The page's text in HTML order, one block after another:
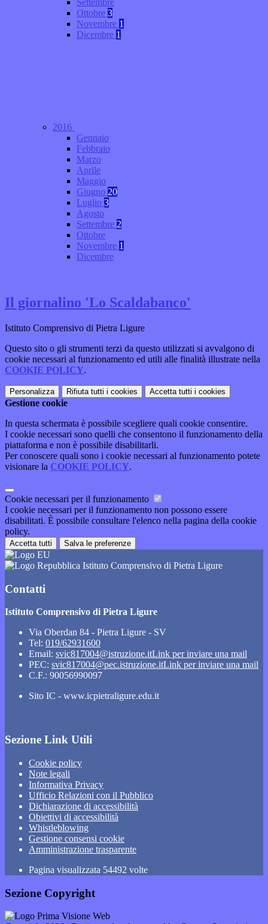
Settembre
Ottobre 3
Novembre 1
Dicembre 1
2016
Gennaio
Febbraio
Marzo
Aprile
Maggio
Giugno 20
Luglio 3
Agosto
Settembre 2
Ottobre
Novembre 1
Dicembre
Il giornalino 'Lo Scaldabanco'
Istituto Comprensivo di Pietra Ligure
Questo sito o gli strumenti terzi da questo utilizzati si avvalgono di
cookie necessari al funzionamento ed utili alle finalità illustrate nella
COOKIE POLICY.
Personalizza Rifiuta tutti i cookies Accetta tutti i cookies
Gestione cookie
In questa schermata è possibile scegliere quali cookie consentire.
I cookie necessari sono quelli che consentono il funzionamento della
piattaforma e non è possibile disabilitarli.
Per conoscere quali sono i cookie necessari al funzionamento potete
visionare la COOKIE POLICY.
Cookie necessari per il funzionamento
I cookie necessari per il funzionamento non possono essere
disabilitati. È possibile consultare l'elenco nella pagina della cookie
policy.
Accetta tutti Salva le preferenze
Istituto Comprensivo di Pietra Ligure
Contatti
Istituto Comprensivo di Pietra Ligure
Via Oberdan 84 - Pietra Ligure - SV
Tel: 019/62931600
Email: svic817004@istruzione.itLink per inviare una mail
PEC: svic817004@pec.istruzione.itLink per inviare una mail
C.F.: 90056990097
Sito IC - www.icpietraligure.edu.it
Sezione Link Utili
Cookie policy
Note legali
Informativa Privacy
Ufficio Relazioni con il Pubblico
Dichiarazione di accessibilità
Obiettivi di accessibilità
Whistleblowing
Gestione consensi cookie
Amministrazione trasparente
Pagina visualizzata 54492 volte
Sezione Copyright